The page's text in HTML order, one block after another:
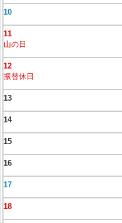
10
11
山の日
12
振替休日
13
14
15
16
17
18